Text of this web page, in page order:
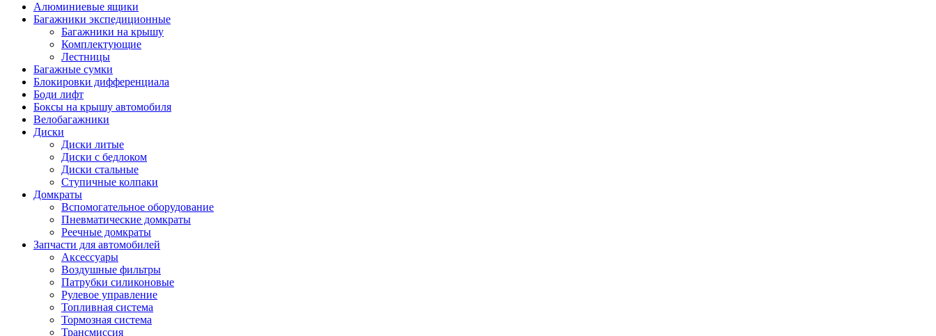
Алюминиевые ящики
Багажники экспедиционные
Багажники на крышу
Комплектующие
Лестницы
Багажные сумки
Блокировки дифференциала
Боди лифт
Боксы на крышу автомобиля
Велобагажники
Диски
Диски литые
Диски с бедлоком
Диски стальные
Ступичные колпаки
Домкраты
Вспомогательное оборудование
Пневматические домкраты
Реечные домкраты
Запчасти для автомобилей
Аксессуары
Воздушные фильтры
Патрубки силиконовые
Рулевое управление
Топливная система
Тормозная система
Трансмиссия